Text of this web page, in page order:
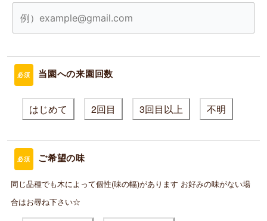
必須 当園への来園回数
はじめて 2回目 3回目以上 不明
必須 ご希望の味
同じ品種でも木によって個性(味の幅)があります お好みの味がない場
合はお尋ね下さい☆